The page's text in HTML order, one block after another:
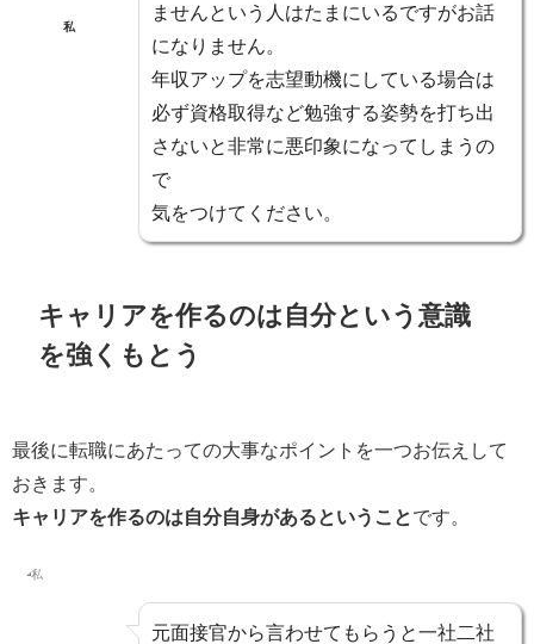
私
ませんという人はたまにいるですがお話
になりません。
年収アップを志望動機にしている場合は
必ず資格取得など勉強する姿勢を打ち出
さないと非常に悪印象になってしまうの
で
気をつけてください。
キャリアを作るのは自分という意識
を強くもとう
最後に転職にあたっての大事なポイントを一つお伝えして
おきます。
キャリアを作るのは自分自身があるということです。
元面接官から言わせてもらうと一社二社